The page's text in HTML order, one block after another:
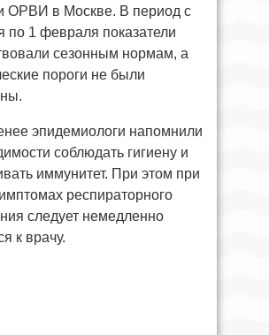
ОРВИ в Москве. В период с
по 1 февраля показатели
сезонным нормам, а
пороги не были
эпидемиологи напомнили
соблюдать гигиену и
иммунитет. При этом при
респираторного
следует немедленно
к врачу.